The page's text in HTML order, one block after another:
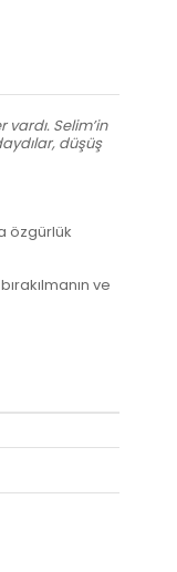
Selim’in
düşüş
özgürlük
ve